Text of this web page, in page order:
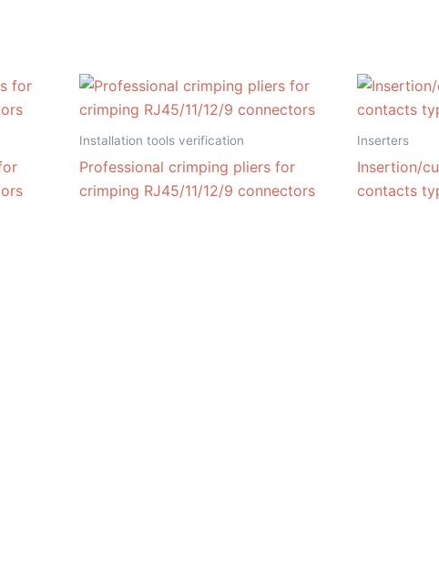
Installation tools verification
Professional crimping pliers for
crimping RJ45/11/12/9 connectors
Inserters
Insertion/
contacts